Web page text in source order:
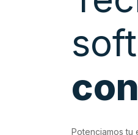
Potenciamos tu
soluciones de software